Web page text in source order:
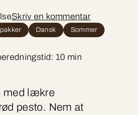
Skriv en kommentar
Dansk
Sommer
10 min
med lækre
pesto. Nem at